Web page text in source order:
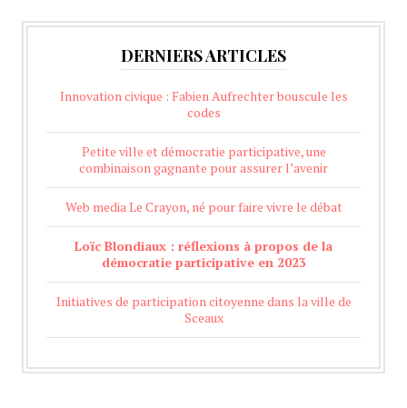
DERNIERS ARTICLES
Innovation civique : Fabien Aufrechter bouscule les
codes
Petite ville et démocratie participative, une
combinaison gagnante pour assurer l’avenir
Web media Le Crayon, né pour faire vivre le débat
Loïc Blondiaux : réflexions à propos de la
démocratie participative en 2023
Initiatives de participation citoyenne dans la ville de
Sceaux